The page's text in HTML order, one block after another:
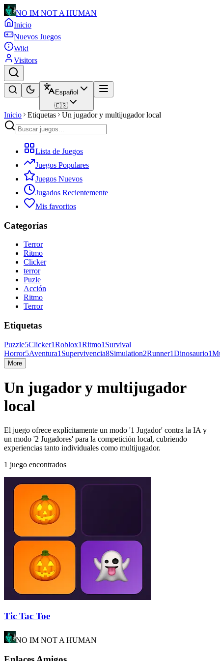
NO IM NOT A HUMAN
Inicio
Nuevos Juegos
Wiki
Visitors
Español
🇪🇸
Inicio Etiquetas Un jugador y multijugador local
Lista de Juegos
Juegos Populares
Juegos Nuevos
Jugados Recientemente
Mis favoritos
Categorías
Terror
Ritmo
Clicker
terror
Puzle
Acción
Ritmo
Terror
Etiquetas
Puzzle5Clicker1Roblox1Ritmo1 Survival
Horror5Aventura1 Supervivencia8Simulation2Runner1Dinosaurio1
More
Un jugador y multijugador
local
El juego ofrece explícitamente un modo '1 Jugador' contra la IA y
un modo '2 Jugadores' para la competición local, cubriendo
experiencias tanto individuales como multijugador.
1 juego encontrados
Tic Tac Toe
NO IM NOT A HUMAN